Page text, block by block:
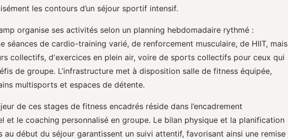
les contours d’un séjour sportif intensif.
organise ses activités selon un planning hebdomadaire rythmé :
séances de cardio-training varié, de renforcement musculaire, de HIIT, mais
collectifs, d'exercices en plein air, voire de sports collectifs pour ceux qui
de groupe. L’infrastructure met à disposition salle de fitness équipée,
multisports et espaces de détente.
de ces stages de fitness encadrés réside dans l’encadrement
et le coaching personnalisé en groupe. Le bilan physique et la planification
au début du séjour garantissent un suivi attentif, favorisant ainsi une remise